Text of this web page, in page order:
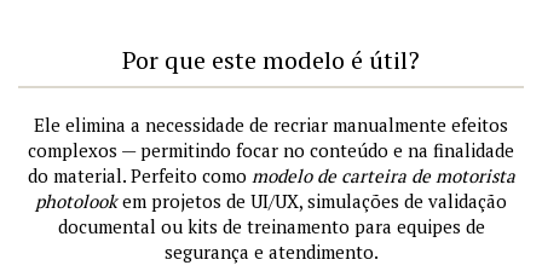
Por que este modelo é útil?
Ele elimina a necessidade de recriar manualmente efeitos
complexos — permitindo focar no conteúdo e na finalidade
do material. Perfeito como modelo de carteira de motorista
photolookem projetos de UI/UX, simulações de validação
documental ou kits de treinamento para equipes de
segurança e atendimento.